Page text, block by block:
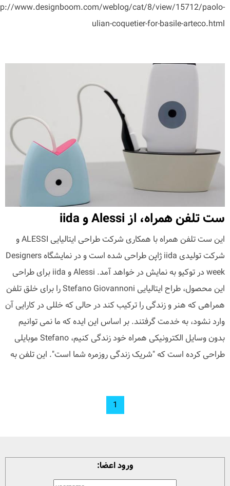
www.designboom.com/weblog/cat/8/view/15712/paolo-
ulian-coquetier-for-basile-arteco.html
ست تلفن همراه، از Alessi و iida
این ست تلفن همراه با همکاری شرکت طراحی ایتالیایی ALESSI و
شرکت تولیدی iida ژاپن طراحی شده است و در نمایشگاه Designers
week در توکیو به نمایش در خواهد آمد. Alessi و iida برای طراحی
این محصول، طراح ایتالیایی Stefano Giovannoni را برای خلق تلفن
همراهی که هنر و زندگی را ترکیب کند در حالی که خللی در کارایی آن
وارد نشود، به خدمت گرفتند. بر اساس این ایده که ما نمی توانیم
بدون وسایل الکترونیکی همراه خود زندگی کنیم، Stefano موبایلی
طراحی کرده است که "شریک زندگی روزمره شما است". این تلفن به
1
ورود اعضا: